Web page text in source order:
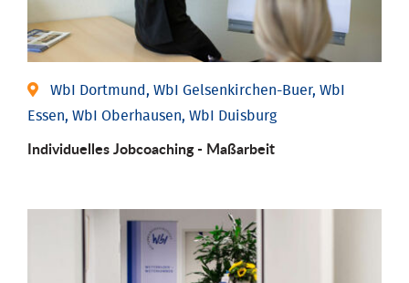
WbI Dortmund, WbI Gelsenkirchen-Buer, WbI
Essen, WbI Oberhausen, WbI Duisburg
Individu­elles Job­coaching - Maßarbeit